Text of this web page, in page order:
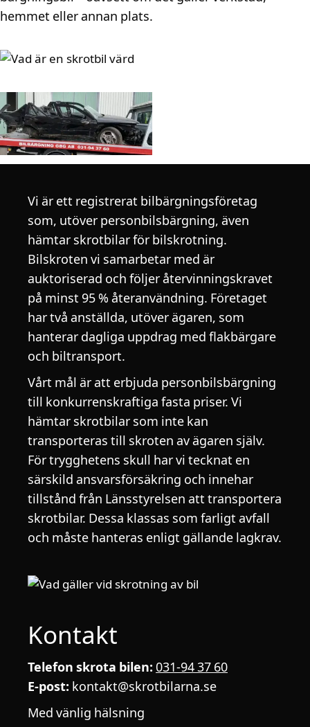
hemmet eller annan plats.
Vi är ett registrerat bilbärgningsföretag
som, utöver personbilsbärgning, även
hämtar skrotbilar för bilskrotning.
Bilskroten vi samarbetar med är
auktoriserad och följer återvinningskravet
på minst 95 % återanvändning. Företaget
har två anställda, utöver ägaren, som
hanterar dagliga uppdrag med flakbärgare
och biltransport.
Vårt mål är att erbjuda personbilsbärgning
till konkurrenskraftiga fasta priser. Vi
hämtar skrotbilar som inte kan
transporteras till skroten av ägaren själv.
För trygghetens skull har vi tecknat en
särskild ansvarsförsäkring och innehar
tillstånd från Länsstyrelsen att transportera
skrotbilar. Dessa klassas som farligt avfall
och måste hanteras enligt gällande lagkrav.
Kontakt
Telefon skrota bilen: 031-94 37 60
E-post: kontakt@skrotbilarna.se
Med vänlig hälsning